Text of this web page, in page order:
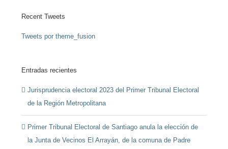
Recent Tweets
Tweets por theme_fusion
Entradas recientes
Jurisprudencia electoral 2023 del Primer Tribunal Electoral
de la Región Metropolitana
Primer Tribunal Electoral de Santiago anula la elección de
la Junta de Vecinos El Arrayán, de la comuna de Padre